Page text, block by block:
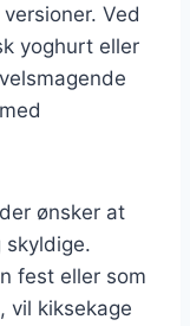
Ved
yoghurt eller
ønsker at
fest eller som
vil kiksekage